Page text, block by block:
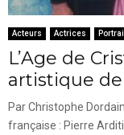
Acteurs Actrices
L’Age de
artistique
Par Christophe
française : Pierre